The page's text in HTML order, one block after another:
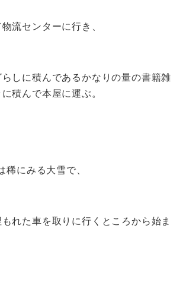
流センターに行き、
しに積んであるかなりの量の書籍雑
積んで本屋に運ぶ。
稀にみる大雪で、
れた車を取りに行くところから始ま